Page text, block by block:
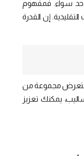
حد سواء. فمفهوم
إن القدرة
مجموعة من
يمكنك تعزيز